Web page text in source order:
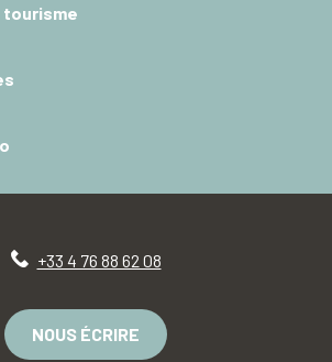
tourisme
+33 4 76 88 62 08
NOUS ÉCRIRE